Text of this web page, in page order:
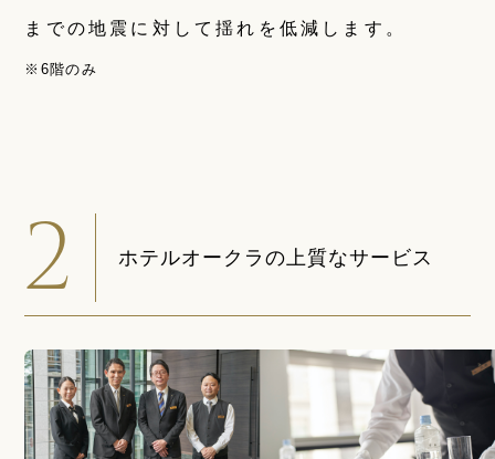
までの地震に対して揺れを低減します。
※6階のみ
2 ホテルオークラの上質なサービス